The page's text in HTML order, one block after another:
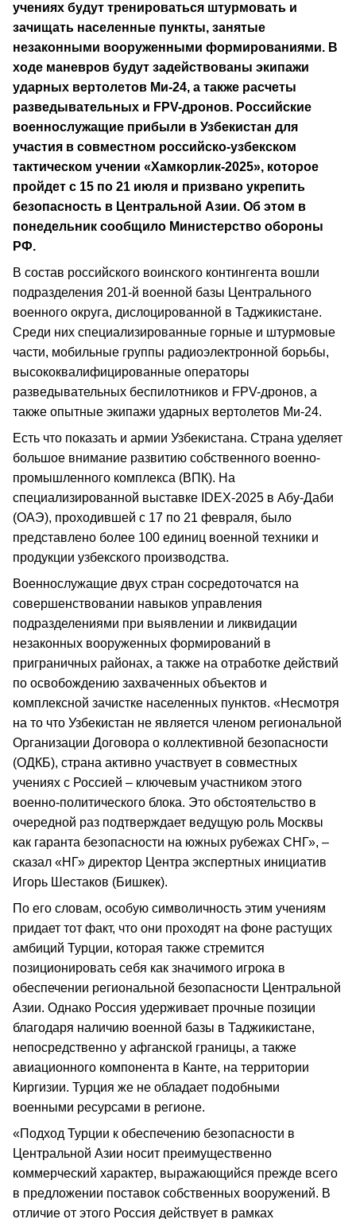
учениях будут тренироваться штурмовать и
зачищать населенные пункты, занятые
незаконными вооруженными формированиями. В
ходе маневров будут задействованы экипажи
ударных вертолетов Ми-24, а также расчеты
разведывательных и FPV-дронов. Российские
военнослужащие прибыли в Узбекистан для
участия в совместном российско-узбекском
тактическом учении «Хамкорлик-2025», которое
пройдет с 15 по 21 июля и призвано укрепить
безопасность в Центральной Азии. Об этом в
понедельник сообщило Министерство обороны
РФ.
В состав российского воинского контингента вошли
подразделения 201-й военной базы Центрального
военного округа, дислоцированной в Таджикистане.
Среди них специализированные горные и штурмовые
части, мобильные группы радиоэлектронной борьбы,
высококвалифицированные операторы
разведывательных беспилотников и FPV-дронов, а
также опытные экипажи ударных вертолетов Ми-24.
Есть что показать и армии Узбекистана. Страна уделяет
большое внимание развитию собственного военно-
промышленного комплекса (ВПК). На
специализированной выставке IDEX-2025 в Абу-Даби
(ОАЭ), проходившей с 17 по 21 февраля, было
представлено более 100 единиц военной техники и
продукции узбекского производства.
Военнослужащие двух стран сосредоточатся на
совершенствовании навыков управления
подразделениями при выявлении и ликвидации
незаконных вооруженных формирований в
приграничных районах, а также на отработке действий
по освобождению захваченных объектов и
комплексной зачистке населенных пунктов. «Несмотря
на то что Узбекистан не является членом региональной
Организации Договора о коллективной безопасности
(ОДКБ), страна активно участвует в совместных
учениях с Россией – ключевым участником этого
военно-политического блока. Это обстоятельство в
очередной раз подтверждает ведущую роль Москвы
как гаранта безопасности на южных рубежах СНГ», –
сказал «НГ» директор Центра экспертных инициатив
Игорь Шестаков (Бишкек).
По его словам, особую символичность этим учениям
придает тот факт, что они проходят на фоне растущих
амбиций Турции, которая также стремится
позиционировать себя как значимого игрока в
обеспечении региональной безопасности Центральной
Азии. Однако Россия удерживает прочные позиции
благодаря наличию военной базы в Таджикистане,
непосредственно у афганской границы, а также
авиационного компонента в Канте, на территории
Киргизии. Турция же не обладает подобными
военными ресурсами в регионе.
«Подход Турции к обеспечению безопасности в
Центральной Азии носит преимущественно
коммерческий характер, выражающийся прежде всего
в предложении поставок собственных вооружений. В
отличие от этого Россия действует в рамках